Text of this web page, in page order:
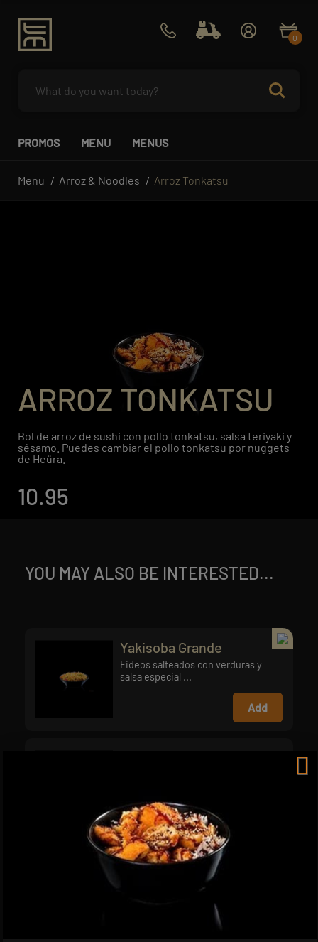
0
PROMOS MENU MENUS
Menu Arroz & Noodles Arroz Tonkatsu
ARROZ TONKATSU
Bol de arroz de sushi con pollo tonkatsu, salsa teriyaki y
sésamo. Puedes cambiar el pollo tonkatsu por nuggets
de Heüra.
10.95
YOU MAY ALSO BE INTERESTED...
Yakisoba Grande
Fideos salteados con verduras y
salsa especial ...
Add
Tu Poke
Base a elegir con 1 proteína + 1 salsa